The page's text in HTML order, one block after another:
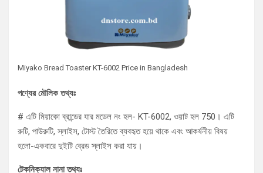
Miyako Bread Toaster KT-6002 Price in Bangladesh
পণ্যের মৌলিক তথ্যঃ
# এটি মিয়াকো ব্রান্ডের যার মডেল নং হল- KT-6002, ওয়াট হল 750। এটি
রুটি, পাউরুটি, স্লাইস, টোস্ট তৈরিতে ব্যবহৃত হয়ে থাকে এবং আকর্ষনীয় বিষয়
হলো-একবারে দুইটি ব্রেড স্লাইস করা যায়।
টেকনিক্যাল নানা তথ্যঃ